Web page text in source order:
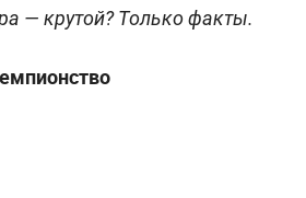
— крутой? Только факты.